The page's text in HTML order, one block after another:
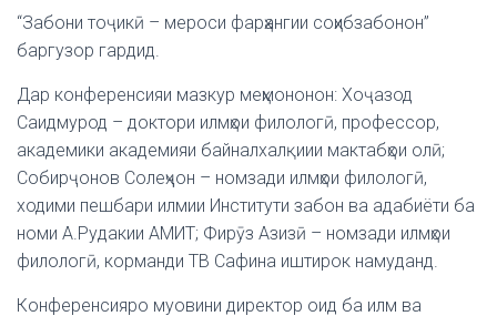
“Забони тоҷикӣ – мероси фарҳангии соҳибзабонон”
баргузор гардид.
Дар конференсияи мазкур меҳмононон: Хоҷазод
Саидмурод – доктори илмҳои филологӣ, профессор,
академики академияи байналхалқиии мактабҳои олӣ;
Собирҷонов Солеҳҷон – номзади илмҳои филологӣ,
ходими пешбари илмии Институти забон ва адабиёти ба
номи А.Рудакии АМИТ; Фирӯз Азизӣ – номзади илмҳои
филологӣ, корманди ТВ Сафина иштирок намуданд.
Конференсияро муовини директор оид ба илм ва